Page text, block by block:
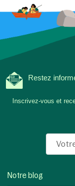
Restez
Inscrivez-vous et
Notre blog